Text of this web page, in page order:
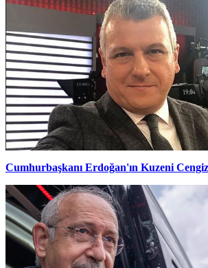
Cumhurbaşkanı Erdoğan'ın Kuzeni